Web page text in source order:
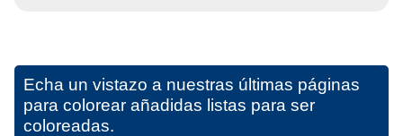
Echa un vistazo a nuestras últimas páginas
para colorear añadidas listas para ser
coloreadas.